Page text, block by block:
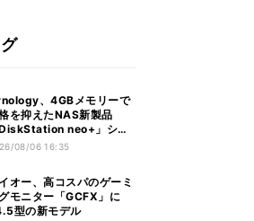
、4GBメモリーで
を抑えたNAS新製品
DiskStation neo+」シリ
08/06 16:35
オー、高コスパのゲーミ
モニター「GCFX」に
型の新モデル